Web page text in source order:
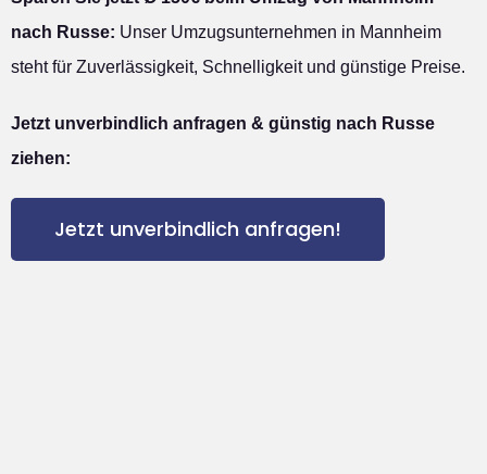
nach Russe: Unser Umzugsunternehmen in Mannheim
steht für Zuverlässigkeit, Schnelligkeit und günstige Preise.
Jetzt unverbindlich anfragen & günstig nach Russe
ziehen:
Jetzt unverbindlich anfragen!